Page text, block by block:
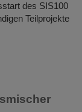
des SIS100
Teilprojekte